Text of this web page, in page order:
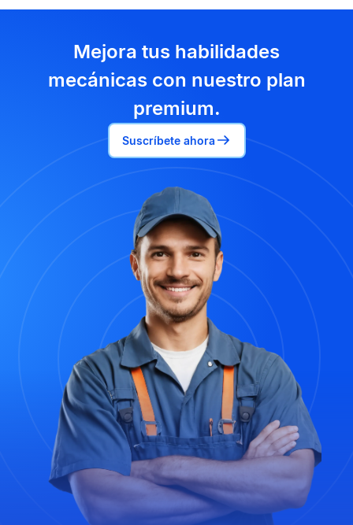
Mejora tus habilidades
mecánicas con nuestro plan
premium.
Suscríbete ahora